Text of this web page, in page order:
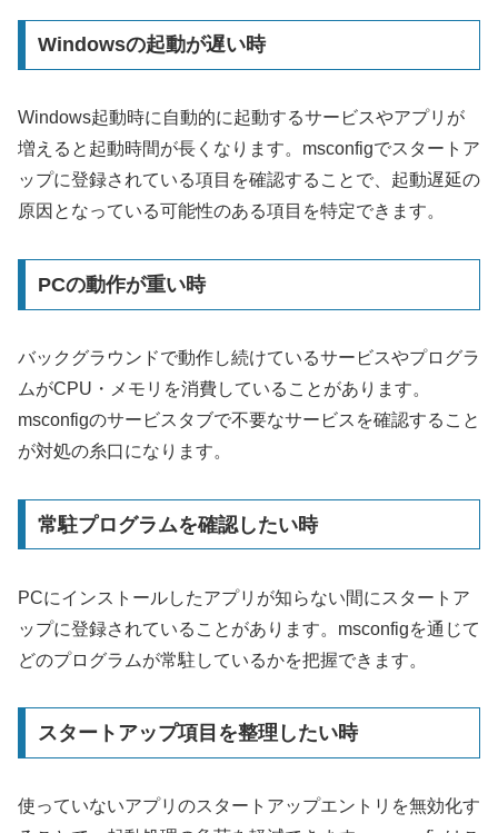
Windowsの起動が遅い時
Windows起動時に自動的に起動するサービスやアプリが
増えると起動時間が長くなります。msconfigでスタートア
ップに登録されている項目を確認することで、起動遅延の
原因となっている可能性のある項目を特定できます。
PCの動作が重い時
バックグラウンドで動作し続けているサービスやプログラ
ムがCPU・メモリを消費していることがあります。
msconfigのサービスタブで不要なサービスを確認すること
が対処の糸口になります。
常駐プログラムを確認したい時
PCにインストールしたアプリが知らない間にスタートア
ップに登録されていることがあります。msconfigを通じて
どのプログラムが常駐しているかを把握できます。
スタートアップ項目を整理したい時
使っていないアプリのスタートアップエントリを無効化す